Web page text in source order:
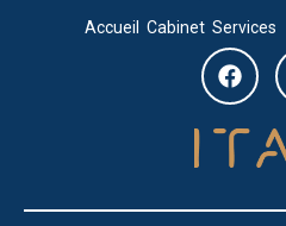
Accueil Cabinet Services